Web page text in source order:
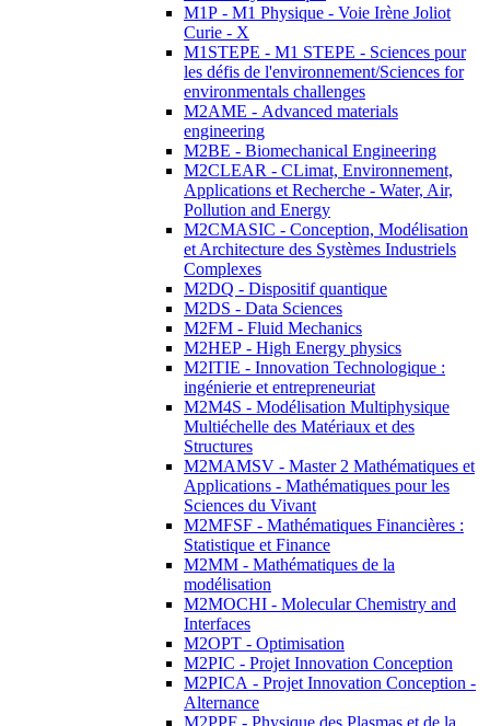
M1P - M1 Physique - Voie Irène Joliot
Curie - X
M1STEPE - M1 STEPE - Sciences pour
les défis de l'environnement/Sciences for
environmentals challenges
M2AME - Advanced materials
engineering
M2BE - Biomechanical Engineering
M2CLEAR - CLimat, Environnement,
Applications et Recherche - Water, Air,
Pollution and Energy
M2CMASIC - Conception, Modélisation
et Architecture des Systèmes Industriels
Complexes
M2DQ - Dispositif quantique
M2DS - Data Sciences
M2FM - Fluid Mechanics
M2HEP - High Energy physics
M2ITIE - Innovation Technologique :
ingénierie et entrepreneuriat
M2M4S - Modélisation Multiphysique
Multiéchelle des Matériaux et des
Structures
M2MAMSV - Master 2 Mathématiques et
Applications - Mathématiques pour les
Sciences du Vivant
M2MFSF - Mathématiques Financières :
Statistique et Finance
M2MM - Mathématiques de la
modélisation
M2MOCHI - Molecular Chemistry and
Interfaces
M2OPT - Optimisation
M2PIC - Projet Innovation Conception
M2PICA - Projet Innovation Conception -
Alternance
M2PPF - Physique des Plasmas et de la